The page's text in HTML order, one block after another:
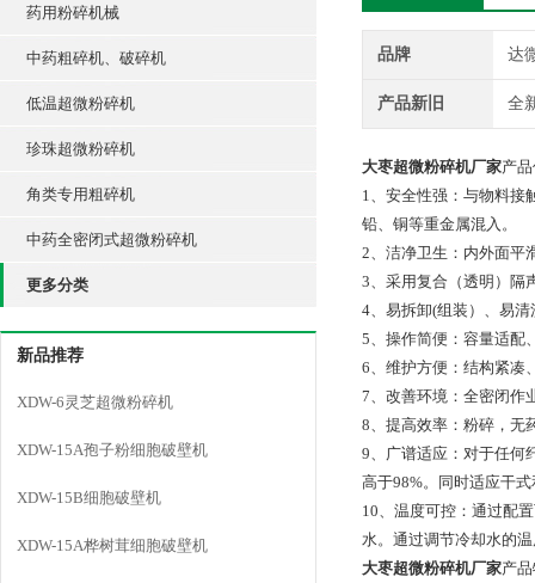
药用粉碎机械
中药粗碎机、破碎机
低温超微粉碎机
珍珠超微粉碎机
角类专用粗碎机
中药全密闭式超微粉碎机
更多分类
新品推荐
XDW-6灵芝超微粉碎机
XDW-15A孢子粉细胞破壁机
XDW-15B细胞破壁机
XDW-15A桦树茸细胞破壁机
品牌 达
产品新旧 全
大枣超微粉碎机厂家产
1、安全性强：与物料接
铅、铜等重金属混入。
2、洁净卫生：内外面平
3、采用复合（透明）隔
4、易拆卸(组装）、易
5、操作简便：容量适配
6、维护方便：结构紧凑
7、改善环境：全密闭作
8、提高效率：粉碎，无
9、广谱适应：对于任何
高于98%。同时适应干
10、温度可控：通过配
水。通过调节冷却水的
大枣超微粉碎机厂家产